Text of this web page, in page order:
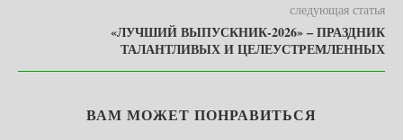
следующая статья
«ЛУЧШИЙ ВЫПУСКНИК-2026» – ПРАЗДНИК
ТАЛАНТЛИВЫХ И ЦЕЛЕУСТРЕМЛЕННЫХ
ВАМ МОЖЕТ ПОНРАВИТЬСЯ